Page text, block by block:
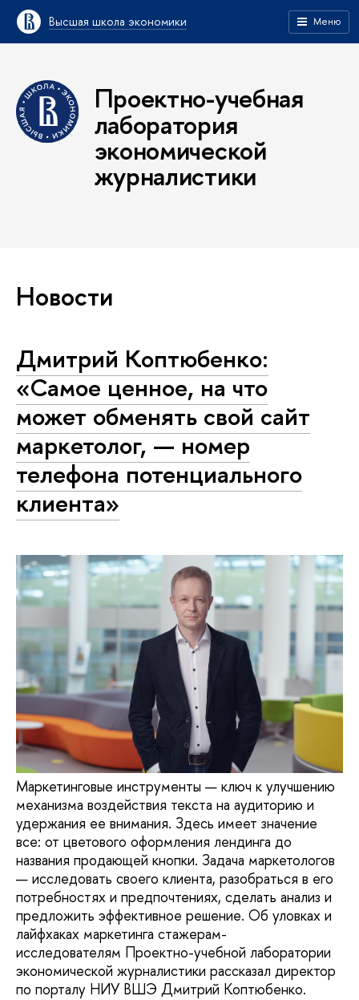
Высшая школа экономики Меню
Проектно-учебная
лаборатория
экономической
журналистики
Новости
Дмитрий Коптюбенко:
«Самое ценное, на что
может обменять свой сайт
маркетолог, — номер
телефона потенциального
клиента»
Маркетинговые инструменты — ключ к улучшению
механизма воздействия текста на аудиторию и
удержания ее внимания. Здесь имеет значение
все: от цветового оформления лендинга до
названия продающей кнопки. Задача маркетологов
— исследовать своего клиента, разобраться в его
потребностях и предпочтениях, сделать анализ и
предложить эффективное решение. Об уловках и
лайфхаках маркетинга стажерам-
исследователям Проектно-учебной лаборатории
экономической журналистики рассказал директор
по порталу НИУ ВШЭ Дмитрий Коптюбенко.